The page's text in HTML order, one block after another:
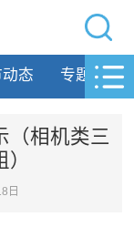
态 专题活动
（相机类三
日